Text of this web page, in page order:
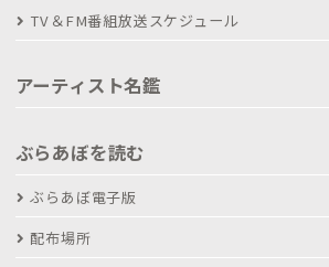
TV＆FM番組放送スケジュール
アーティスト名鑑
ぶらあぼを読む
ぶらあぼ電子版
配布場所